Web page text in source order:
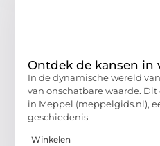
Ontdek de kansen in
In de dynamische wereld
van onschatbare waarde.
in Meppel (meppelgids.nl),
geschiedenis
Winkelen